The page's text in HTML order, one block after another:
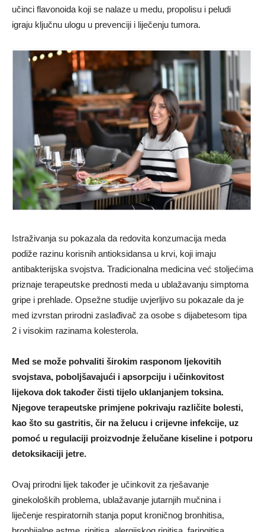
učinci flavonoida koji se nalaze u medu, propolisu i peludi
igraju ključnu ulogu u prevenciji i liječenju tumora.
Istraživanja su pokazala da redovita konzumacija meda
podiže razinu korisnih antioksidansa u krvi, koji imaju
antibakterijska svojstva. Tradicionalna medicina već stoljećima
priznaje terapeutske prednosti meda u ublažavanju simptoma
gripe i prehlade. Opsežne studije uvjerljivo su pokazale da je
med izvrstan prirodni zaslađivač za osobe s dijabetesom tipa
2 i visokim razinama kolesterola.
Med se može pohvaliti širokim rasponom ljekovitih
svojstava, poboljšavajući i apsorpciju i učinkovitost
lijekova dok također čisti tijelo uklanjanjem toksina.
Njegove terapeutske primjene pokrivaju različite bolesti,
kao što su gastritis, čir na želucu i crijevne infekcije, uz
pomoć u regulaciji proizvodnje želučane kiseline i potporu
detoksikaciji jetre.
Ovaj prirodni lijek također je učinkovit za rješavanje
ginekoloških problema, ublažavanje jutarnjih mučnina i
liječenje respiratornih stanja poput kroničnog bronhitisa,